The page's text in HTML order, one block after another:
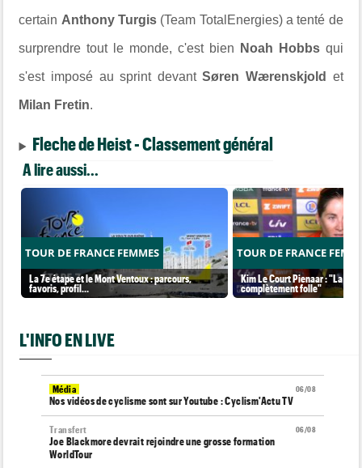
certain Anthony Turgis (Team TotalEnergies) a tenté de
surprendre tout le monde, c'est bien Noah Hobbsqui
s'est imposé au sprint devantSøren Wærenskjold et
Milan Fretin.
Fleche de Heist - Classement général
A lire aussi...
TOUR DE FRANCE FEMMES
La 7e étape et le Mont Ventoux : parcours,
favoris, profil…
TOUR DE FRANCE
Kim Le Court Pienaar : "La
complètement folle"
L'INFO EN LIVE
06/08
Média
Nos vidéos de cyclisme sont sur Youtube : Cyclism'Actu TV
06/08
Transfert
Joe Blackmore devrait rejoindre une grosse formation
WorldTour